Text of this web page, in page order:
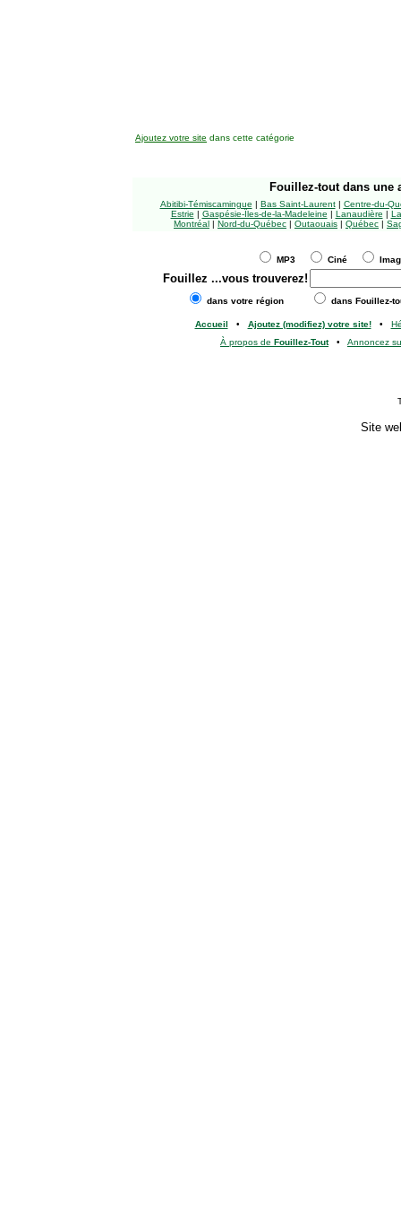
Ajoutez votre site dans cette catégorie
Fouillez-tout dans une
Abitibi-Témiscamingue | Bas Saint-Laurent| Centre-du-
Estrie | Gaspésie-Îles-de-la-Madeleine | Lanaudière |
Montréal | Nord-du-Québec | Outaouais | Québec |
MP3 Ciné
Fouillez ...vous trouverez!
dans votre région dans Fouillez-
Accueil • Ajoutez (modifiez) votre site!•
À propos de Fouillez-Tout• Annoncez
Site